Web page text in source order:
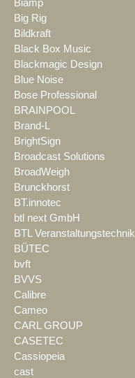
Biamp
Big Rig
Bildkraft
Black Box Music
Blackmagic Design
Blue Noise
Bose Professional
BRAINPOOL
Brand-L
BrightSign
Broadcast Solutions
BroadWeigh
Brunckhorst
BT.innotec
btl next GmbH
BTL Veranstaltungstechnik
BÜTEC
bvft
BVVS
Calibre
Cameo
CARL GROUP
CASETEC
Cassiopeia
cast